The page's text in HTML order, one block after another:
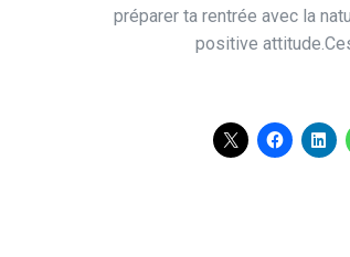
préparer ta rentrée avec la
positive